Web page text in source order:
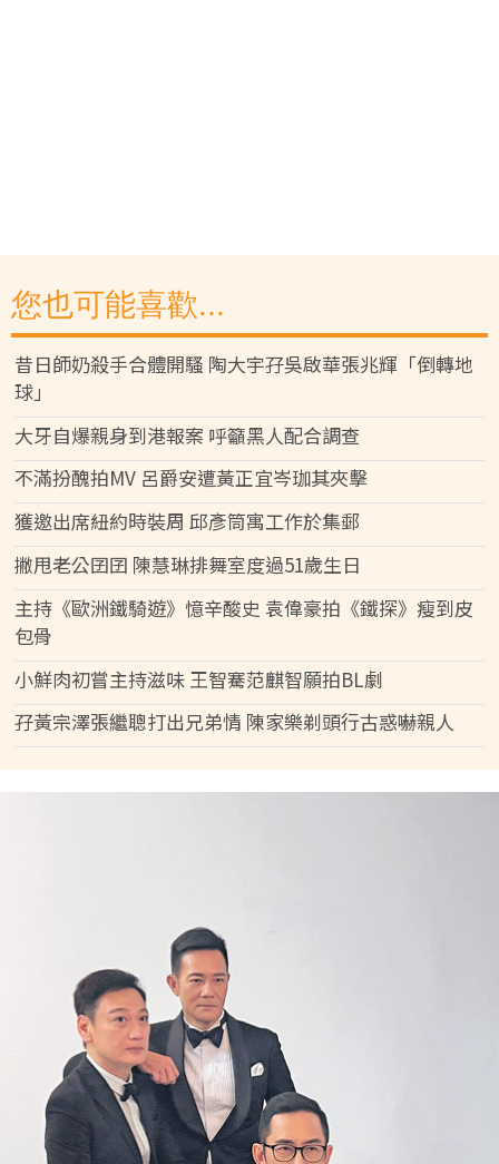
您也可能喜歡...
昔日師奶殺手合體開騷 陶大宇孖吳啟華張兆輝「倒轉地
球」
大牙自爆親身到港報案 呼籲黑人配合調查
不滿扮醜拍MV 呂爵安遭黃正宜岑珈其夾擊
獲邀出席紐約時裝周 邱彥筒寓工作於集郵
撇甩老公囝囝 陳慧琳排舞室度過51歲生日
主持《歐洲鐵騎遊》憶辛酸史 袁偉豪拍《鐵探》瘦到皮
包骨
小鮮肉初嘗主持滋味 王智騫范麒智願拍BL劇
孖黃宗澤張繼聰打出兄弟情 陳家樂剃頭行古惑嚇親人